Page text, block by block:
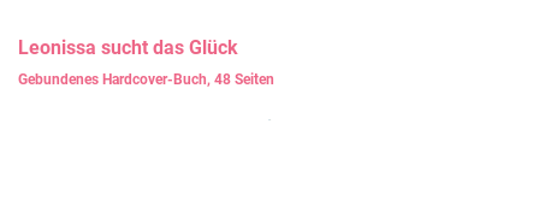
Leonissa sucht das Glück
Gebundenes Hardcover-Buch, 48 Seiten